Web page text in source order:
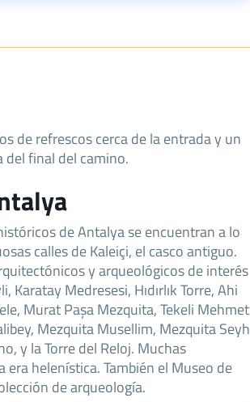
de refrescos cerca de la entrada y un
final del camino.
de Antalya se encuentran a lo
calles de Kaleiçi, el casco antiguo.
y arqueológicos de interés
Medresesi, Hıdırlık Torre, Ahi
Murat Paşa Mezquita, Tekeli Mehmet
Mezquita Musellim, Mezquita Seyh
y la Torre del Reloj. Muchas
helenística. También el Museo de
de arqueología.